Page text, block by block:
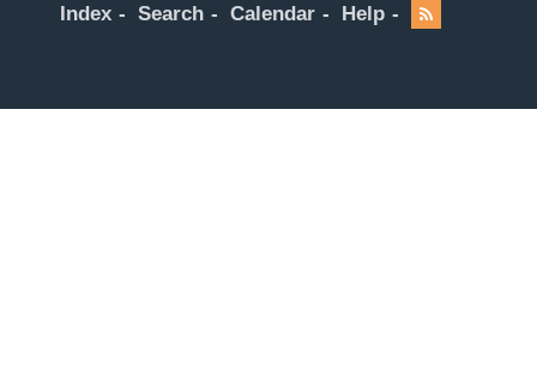
Index Search Calendar Help